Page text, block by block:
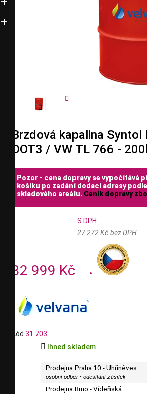


Brzdová kapalina Syntol
DOT3 / VW TL 766 - 200l
Pozor - cena dopravy se vypočítává
košíku po zadání dodací adresy
skladového areálu. Ceník dopravy
32 999 Kč
S DPH
27 272 Kč bez DPH
Kód 31.703
 Ihned skladem
Prodejna Praha 10 - Uhříněves
osobní odběr • odesílání zásilek
Prodejna Brno - Vídeňská